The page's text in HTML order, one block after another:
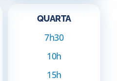
QUARTA
7h30
10h
15h